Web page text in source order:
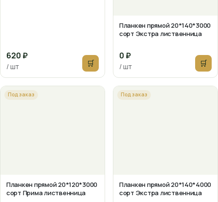
620 ₽
/ шт 🛒
Планкен прямой 20*140*3000
сорт Экстра лиственница
0 ₽
/ шт 🛒
Под заказ
Планкен прямой 20*120*3000
сорт Прима лиственница
Под заказ
Планкен прямой 20*140*4000
сорт Экстра лиственница